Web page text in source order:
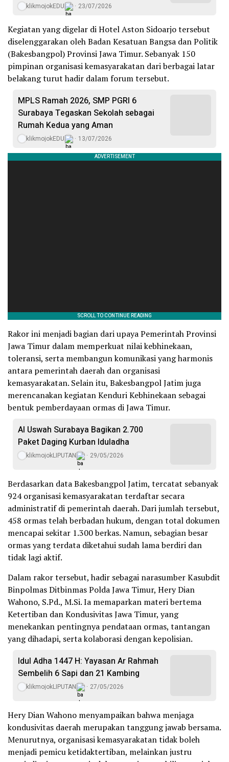
klikmojokEDU 23/07/2026
Kegiatan yang digelar di Hotel Aston Sidoarjo tersebut
diselenggarakan oleh Badan Kesatuan Bangsa dan Politik
(Bakesbangpol) Provinsi Jawa Timur. Sebanyak 150
pimpinan organisasi kemasyarakatan dari berbagai latar
belakang turut hadir dalam forum tersebut.
MPLS Ramah 2026, SMP PGRI 6
Surabaya Tegaskan Sekolah sebagai
Rumah Kedua yang Aman
klikmojokEDU 13/07/2026
Rakor ini menjadi bagian dari upaya Pemerintah Provinsi
Jawa Timur dalam memperkuat nilai kebhinekaan,
toleransi, serta membangun komunikasi yang harmonis
antara pemerintah daerah dan organisasi
kemasyarakatan. Selain itu, Bakesbangpol Jatim juga
merencanakan kegiatan Kenduri Kebhinekaan sebagai
bentuk pemberdayaan ormas di Jawa Timur.
Al Uswah Surabaya Bagikan 2.700
Paket Daging Kurban Iduladha
klikmojokLIPUTAN 29/05/2026
Berdasarkan data Bakesbangpol Jatim, tercatat sebanyak
924 organisasi kemasyarakatan terdaftar secara
administratif di pemerintah daerah. Dari jumlah tersebut,
458 ormas telah berbadan hukum, dengan total dokumen
mencapai sekitar 1.300 berkas. Namun, sebagian besar
ormas yang terdata diketahui sudah lama berdiri dan
tidak lagi aktif.
Dalam rakor tersebut, hadir sebagai narasumber Kasubdit
Binpolmas Ditbinmas Polda Jawa Timur, Hery Dian
Wahono, S.Pd., M.Si. Ia memaparkan materi bertema
Ketertiban dan Kondusivitas Jawa Timur, yang
menekankan pentingnya pendataan ormas, tantangan
yang dihadapi, serta kolaborasi dengan kepolisian.
Idul Adha 1447 H: Yayasan Ar Rahmah
Sembelih 6 Sapi dan 21 Kambing
klikmojokLIPUTAN 27/05/2026
Hery Dian Wahono menyampaikan bahwa menjaga
kondusivitas daerah merupakan tanggung jawab bersama.
Menurutnya, organisasi kemasyarakatan tidak boleh
menjadi pemicu ketidaktertiban, melainkan justru